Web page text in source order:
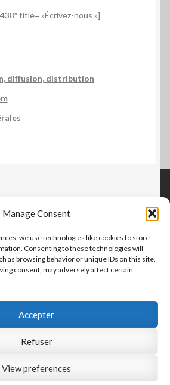
Manage Consent
we use technologies like cookies to store
Consenting to these technologies will
as browsing behavior or unique IDs on this site.
consent, may adversely affect certain
Accepter
Refuser
View preferences
title= »Écrivez-nous »]
diffusion, distribution
diffusion, distribution
Built with WooCommerce